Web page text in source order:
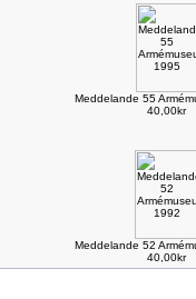
Meddelande 55
40,00kr
Meddelande 52
40,00kr